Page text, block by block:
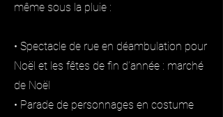
même sous la pluie :
• Spectacle de rue en déambulation pour
Noël et les fêtes de fin d’année : marché
de Noël
• Parade de personnages en costume